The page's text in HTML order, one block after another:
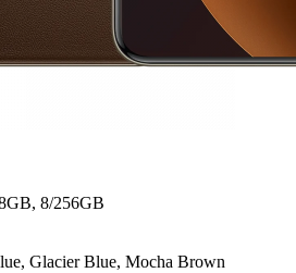
8/256GB
Glacier Blue, Mocha Brown